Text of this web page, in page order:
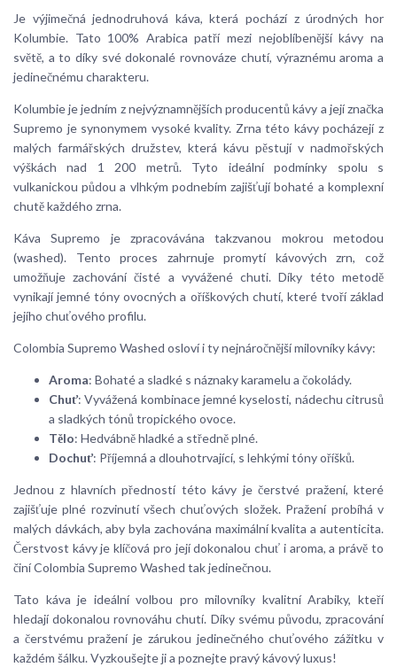
Je výjimečná jednodruhová káva, která pochází z úrodných hor
Kolumbie. Tato 100% Arabica patří mezi nejoblíbenější kávy na
světě, a to díky své dokonalé rovnováze chutí, výraznému aroma a
jedinečnému charakteru.
Kolumbie je jedním z nejvýznamnějších producentů kávy a její značka
Supremo je synonymem vysoké kvality. Zrna této kávy pocházejí z
malých farmářských družstev, která kávu pěstují v nadmořských
výškách nad 1 200 metrů. Tyto ideální podmínky spolu s
vulkanickou půdou a vlhkým podnebím zajišťují bohaté a komplexní
chutě každého zrna.
Káva Supremo je zpracovávána takzvanou mokrou metodou
(washed). Tento proces zahrnuje promytí kávových zrn, což
umožňuje zachování čisté a vyvážené chuti. Díky této metodě
vynikají jemné tóny ovocných a oříškových chutí, které tvoří základ
jejího chuťového profilu.
Colombia Supremo Washed osloví i ty nejnáročnější milovníky kávy:
Aroma: Bohaté a sladké s náznaky karamelu a čokolády.
Chuť: Vyvážená kombinace jemné kyselosti, nádechu citrusů
a sladkých tónů tropického ovoce.
Tělo: Hedvábně hladké a středně plné.
Dochuť: Příjemná a dlouhotrvající, s lehkými tóny oříšků.
Jednou z hlavních předností této kávy je čerstvé pražení, které
zajišťuje plné rozvinutí všech chuťových složek. Pražení probíhá v
malých dávkách, aby byla zachována maximální kvalita a autenticita.
Čerstvost kávy je klíčová pro její dokonalou chuť i aroma, a právě to
činí Colombia Supremo Washed tak jedinečnou.
Tato káva je ideální volbou pro milovníky kvalitní Arabiky, kteří
hledají dokonalou rovnováhu chutí. Díky svému původu, zpracování
a čerstvému pražení je zárukou jedinečného chuťového zážitku v
každém šálku. Vyzkoušejte ji a poznejte pravý kávový luxus!